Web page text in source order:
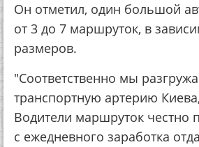
Он отметил, один большой
от 3 до 7 маршруток, в
размеров.
"Соответственно мы
транспортную артерию
Водители маршруток честно
с ежедневного заработка